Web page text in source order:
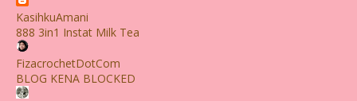
KasihkuAmani
888 3in1 Instat Milk Tea
FizacrochetDotCom
BLOG KENA BLOCKED